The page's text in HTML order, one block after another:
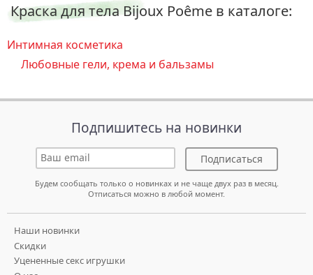
Краска для тела Bijoux Poême в каталоге:
Интимная косметика
Любовные гели, крема и бальзамы
Подпишитесь на новинки
Подписаться
Будем сообщать только о новинках и не чаще двух раз в месяц.
Отписаться можно в любой момент.
Наши новинки
Скидки
Уцененные секс игрушки